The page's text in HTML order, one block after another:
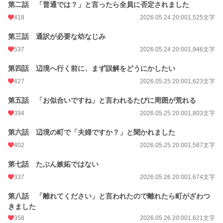
恋愛 3,227 位 / 66,323 件
24h.ポイント 191 pt
週間ポイント
月間ポイント 7,340 pt (5,935 位)
年間ポイント
累計ポイント 193,909 pt (20,377 位)
第二話 「普通では？」と言ったら全員に否定されました
418 2026.05.24 20:001,525文字
第三話 通訳が必要な幼なじみ
537 2026.05.24 20:001,946文字
第四話 辺境へ行く前に、まず誤解をどうにかしたい
427 2026.05.25 20:001,623文字
第五話 「お似合いですね」と言われるたびに周囲が荒れる
394 2026.05.25 20:001,803文字
第六話 辺境の町で「夫婦ですか？」と聞かれました
402 2026.05.25 20:001,587文字
第七話 たぶん嫉妬ではない
337 2026.05.26 20:001,674文字
第八話 「離れてください」と言われたので離れたら町がざわつ
きました
358 2026.05.26 20:001,621文字